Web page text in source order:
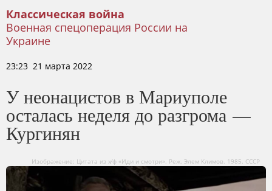
Классическая война
Военная спецоперация России на
Украине
23:23 21 марта 2022
У неонацистов в Мариуполе
осталась неделя до разгрома —
Кургинян
Изображение: Цитата из х∕ф «Иди и смотри». Реж. Элем Климов. 1985. СССР